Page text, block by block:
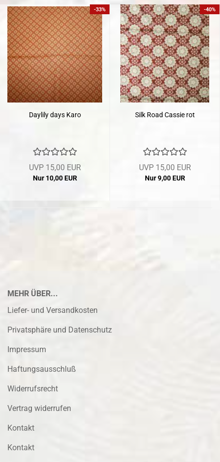
-33%
Daylily days Karo
UVP 15,00 EUR
Nur 10,00 EUR
-40%
Silk Road Cassie rot
UVP 15,00 EUR
Nur 9,00 EUR
MEHR ÜBER...
Liefer- und Versandkosten
Privatsphäre und Datenschutz
Impressum
Haftungsausschluß
Widerrufsrecht
Vertrag widerrufen
Kontakt
Kontakt